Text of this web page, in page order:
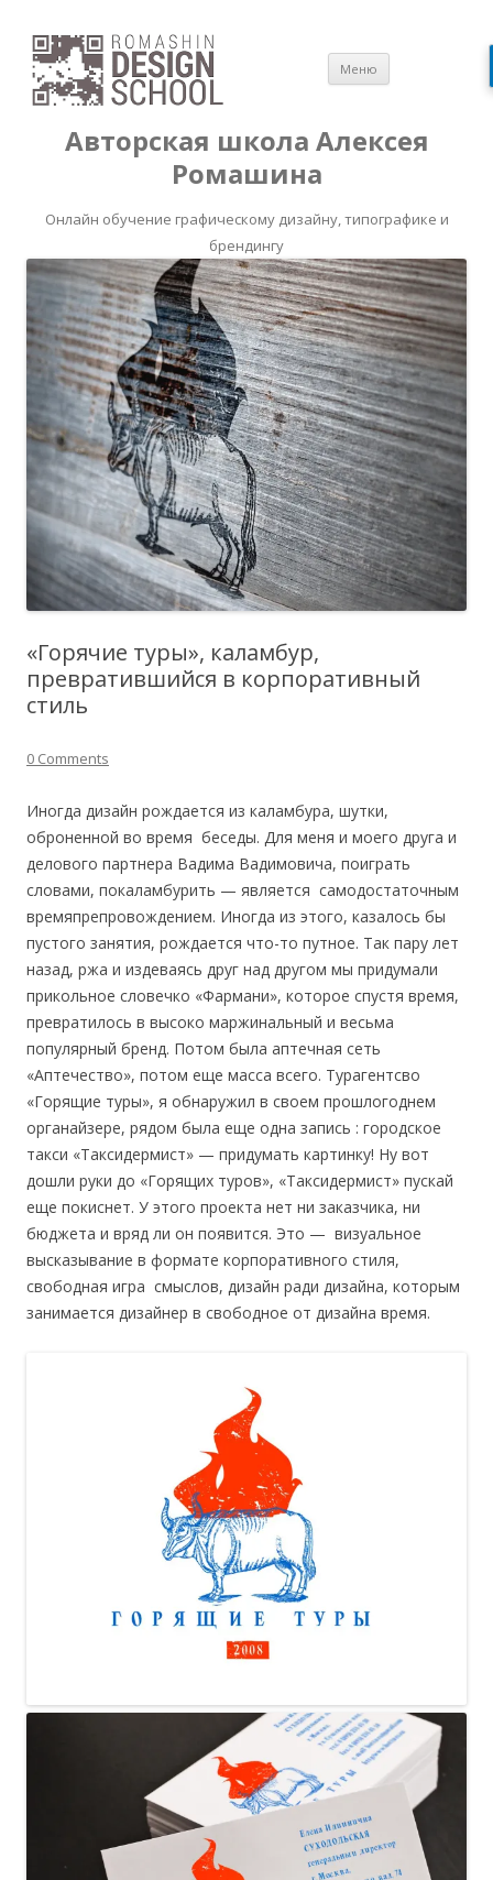
Авторская школа Алексея
Ромашина
Онлайн обучение графическому дизайну, типографике и
брендингу
Меню
содержимому
«Горячие туры», каламбур,
превратившийся в корпоративный
стиль
0 Comments
Иногда дизайн рождается из каламбура, шутки,
оброненной во время беседы. Для меня и моего друга и
делового партнера Вадима Вадимовича, поиграть
словами, покаламбурить — является самодостаточным
времяпрепровождением. Иногда из этого, казалось бы
пустого занятия, рождается что-то путное. Так пару лет
назад, ржа и издеваясь друг над другом мы придумали
прикольное словечко «Фармани», которое спустя время,
превратилось в высоко маржинальный и весьма
популярный бренд. Потом была аптечная сеть
«Аптечество», потом еще масса всего. Турагентсво
«Горящие туры», я обнаружил в своем прошлогоднем
органайзере, рядом была еще одна запись : городское
такси «Таксидермист» — придумать картинку! Ну вот
дошли руки до «Горящих туров», «Таксидермист» пускай
еще покиснет. У этого проекта нет ни заказчика, ни
бюджета и вряд ли он появится. Это — визуальное
высказывание в формате корпоративного стиля,
свободная игра смыслов, дизайн ради дизайна, которым
занимается дизайнер в свободное от дизайна время.